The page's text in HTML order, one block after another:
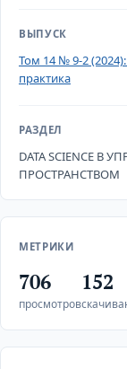
ВЫПУСК
Том 14 № 9-2
практика
РАЗДЕЛ
DATA SCIENCE
ПРОСТРАНСТВОМ
МЕТРИКИ
706
просмотров
152